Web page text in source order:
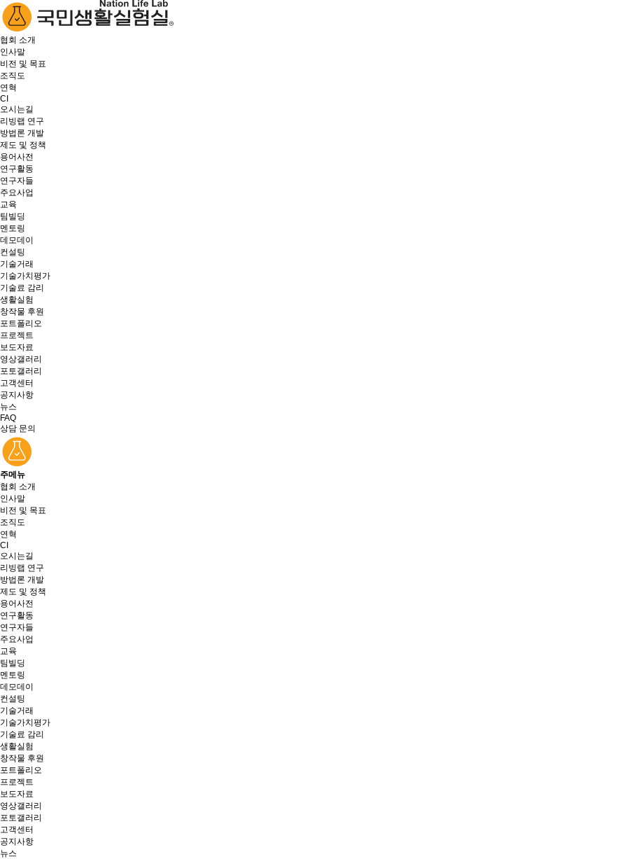
협회 소개
인사말
비전 및 목표
조직도
연혁
CI
오시는길
리빙랩 연구
방법론 개발
제도 및 정책
용어사전
연구활동
연구자들
주요사업
교육
팀빌딩
멘토링
데모데이
컨설팅
기술거래
기술가치평가
기술료 감리
생활실험
창작물 후원
포트폴리오
프로젝트
보도자료
영상갤러리
포토갤러리
고객센터
공지사항
뉴스
FAQ
상담 문의
주메뉴
협회 소개
인사말
비전 및 목표
조직도
연혁
CI
오시는길
리빙랩 연구
방법론 개발
제도 및 정책
용어사전
연구활동
연구자들
주요사업
교육
팀빌딩
멘토링
데모데이
컨설팅
기술거래
기술가치평가
기술료 감리
생활실험
창작물 후원
포트폴리오
프로젝트
보도자료
영상갤러리
포토갤러리
고객센터
공지사항
뉴스